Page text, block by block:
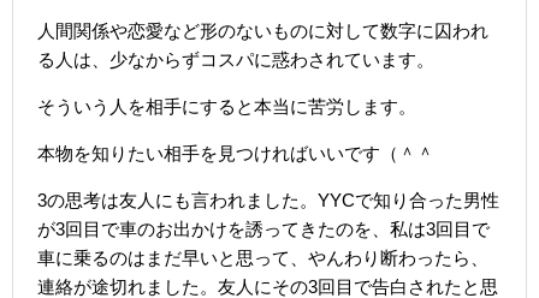
人間関係や恋愛など形のないものに対して数字に囚われ
る人は、少なからずコスパに惑わされています。
そういう人を相手にすると本当に苦労します。
本物を知りたい相手を見つければいいです（＾＾
3の思考は友人にも言われました。YYCで知り合った男性
が3回目で車のお出かけを誘ってきたのを、私は3回目で
車に乗るのはまだ早いと思って、やんわり断わったら、
連絡が途切れました。友人にその3回目で告白されたと思